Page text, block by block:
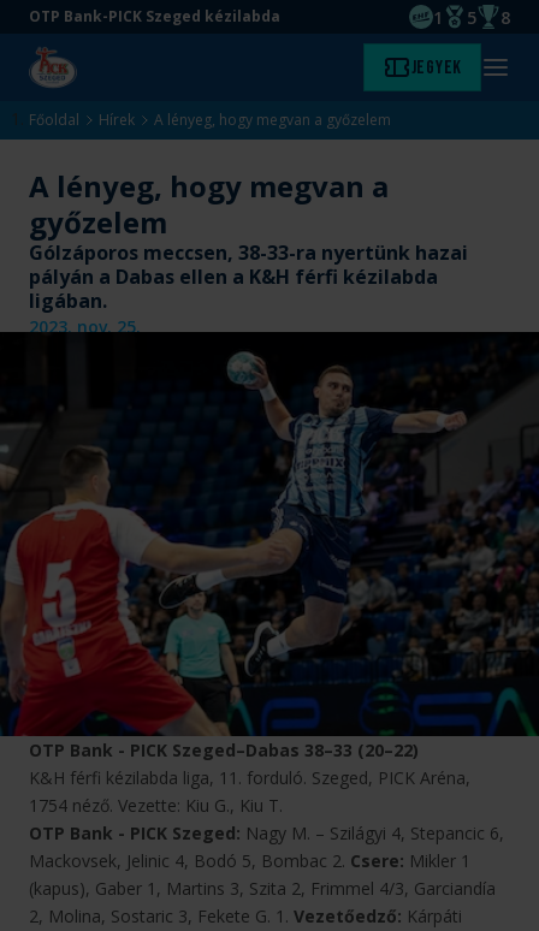
Ugrás
tartalomra
Ugrás
aljára
OTP Bank-PICK Szeged kézilabda
EHF
1
Magyar
5 8
Kezdőlap Jegyek Menü
Főoldal Hírek A lényeg, hogy megvan a győzelem
A lényeg, hogy megvan a
győzelem
Gólzáporos meccsen, 38-33-ra nyertünk hazai
pályán a Dabas ellen a K&H férfi kézilabda
ligában.
2023. nov. 25.
OTP Bank - PICK Szeged–Dabas 38–33 (20–22)
K&H férfi kézilabda liga, 11. forduló. Szeged, PICK Aréna,
1754 néző. Vezette: Kiu G., Kiu T.
OTP Bank - PICK Szeged: Nagy M. – Szilágyi 4, Stepancic 6,
Mackovsek, Jelinic 4, Bodó 5, Bombac 2. Csere: Mikler 1
(kapus), Gaber 1, Martins 3, Szita 2, Frimmel 4/3, Garciandía
2, Molina, Sostaric 3, Fekete G. 1. Vezetőedző: Kárpáti